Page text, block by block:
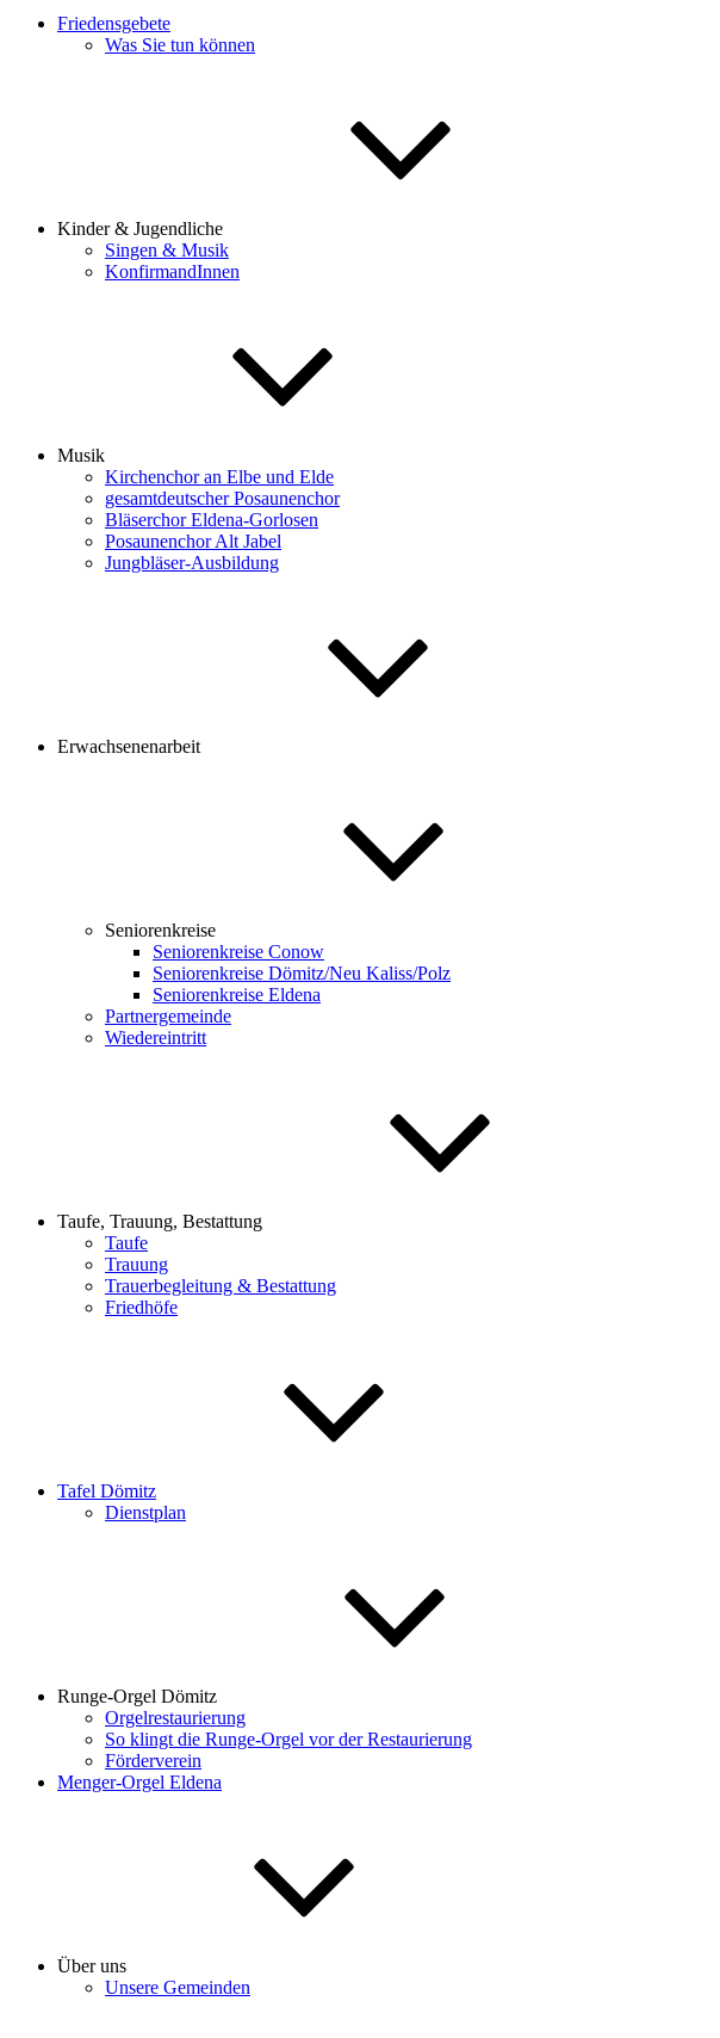
Friedensgebete
Was Sie tun können
Kinder & Jugendliche
Singen & Musik
KonfirmandInnen
Musik
Kirchenchor an Elbe und Elde
gesamtdeutscher Posaunenchor
Bläserchor Eldena-Gorlosen
Posaunenchor Alt Jabel
Jungbläser-Ausbildung
Erwachsenenarbeit
Seniorenkreise
Seniorenkreise Conow
Seniorenkreise Dömitz/Neu Kaliss/Polz
Seniorenkreise Eldena
Partnergemeinde
Wiedereintritt
Taufe, Trauung, Bestattung
Taufe
Trauung
Trauerbegleitung & Bestattung
Friedhöfe
Tafel Dömitz
Dienstplan
Runge-Orgel Dömitz
Orgelrestaurierung
So klingt die Runge-Orgel vor der Restaurierung
Förderverein
Menger-Orgel Eldena
Über uns
Unsere Gemeinden